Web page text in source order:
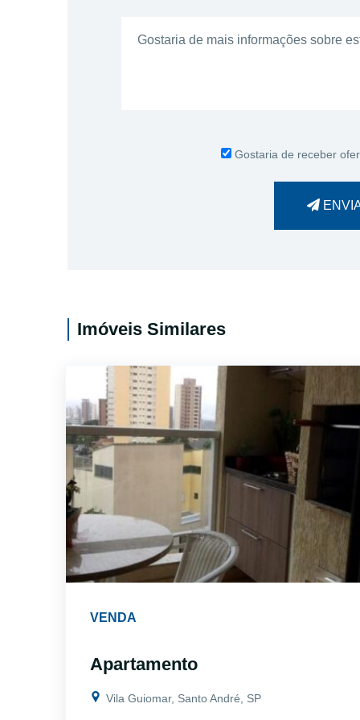
Gostaria de receber
Imóveis Similares
VENDA
Apartamento
Vila Guiomar, Santo André, SP